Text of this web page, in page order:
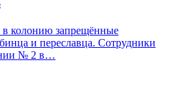
в колонию запрещённые
и переславца. Сотрудники
№ 2 в…